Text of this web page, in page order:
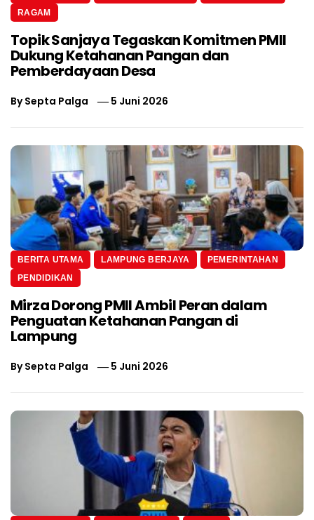
RAGAM
Topik Sanjaya Tegaskan Komitmen PMII
Dukung Ketahanan Pangan dan
Pemberdayaan Desa
BySepta Palga 5 Juni 2026
BERITA UTAMA LAMPUNG BERJAYA
PEMERINTAHAN
PENDIDIKAN
Mirza Dorong PMII Ambil Peran dalam
Penguatan Ketahanan Pangan di
Lampung
BySepta Palga 5 Juni 2026